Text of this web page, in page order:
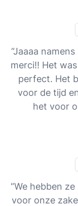
“Jaaaa
merci!! Het
perfect. Het
voor de tijd
het voor
“We hebben
voor onze